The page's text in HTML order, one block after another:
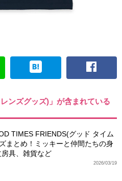
ンズグッズ)」が含まれている
TIMES FRIENDS(グッド タイム
まとめ！ミッキーと仲間たちの身
具、雑貨など
2026/03/19